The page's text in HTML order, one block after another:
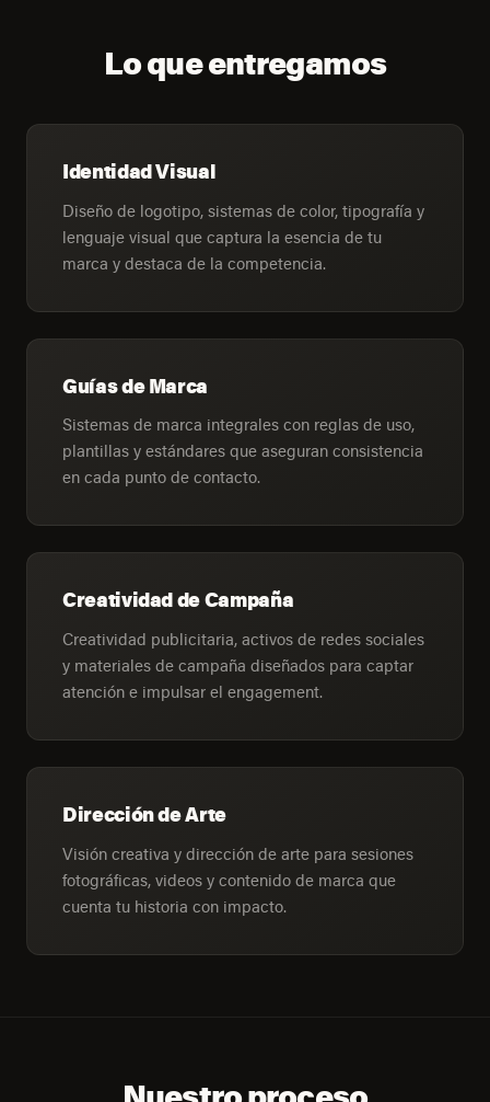
Lo que entregamos
Identidad Visual
Diseño de logotipo, sistemas de color, tipografía y
lenguaje visual que captura la esencia de tu
marca y destaca de la competencia.
Guías de Marca
Sistemas de marca integrales con reglas de uso,
plantillas y estándares que aseguran consistencia
en cada punto de contacto.
Creatividad de Campaña
Creatividad publicitaria, activos de redes sociales
y materiales de campaña diseñados para captar
atención e impulsar el engagement.
Dirección de Arte
Visión creativa y dirección de arte para sesiones
fotográficas, videos y contenido de marca que
cuenta tu historia con impacto.